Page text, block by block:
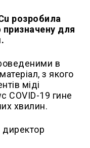
розробила
призначену для
в
з якого
міді
COVID-19 гине
хвилин.
директор